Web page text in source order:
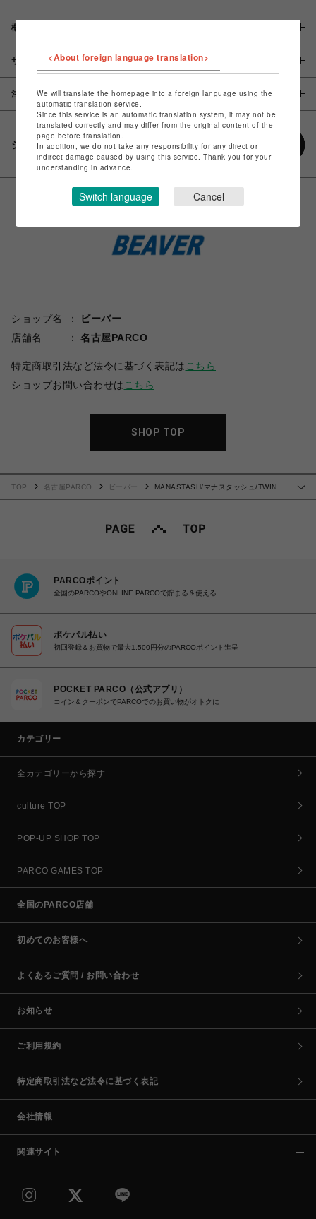
概要
サイズ
注意事項
シェアする
ショップ名
ビーバー
店舗名
名古屋PARCO
特定商取引法など法令に基づく表記は こちら
ショップお問い合わせは こちら
SHOP TOP
…
TOP 名古屋PARCO ビーバー
MANASTASH/マナスタッシュ/TWIN
PARCOポイント
全国のPARCOやONLINE PARCOで貯まる＆使える
ポケパル払い
初回登録＆お買物で最大1,500円分のPARCOポイント進呈
POCKET PARCO（公式アプリ）
コイン＆クーポンでPARCOでのお買い物がオトクに
カテゴリー
全カテゴリーから探す
culture TOP
POP-UP SHOP TOP
PARCO GAMES TOP
全国のPARCO店舗
初めてのお客様へ
よくあるご質問 / お問い合わせ
お知らせ
ご利用規約
特定商取引法など法令に基づく表記
会社情報
関連サイト
<About foreign language translation>
We will translate the homepage into a foreign language using the
automatic translation service.
Since this service is an automatic translation system, it may not be
translated correctly and may differ from the original content of the
page before translation.
In addition, we do not take any responsibility for any direct or
indirect damage caused by using this service. Thank you for your
understanding in advance.
Switch language Cancel